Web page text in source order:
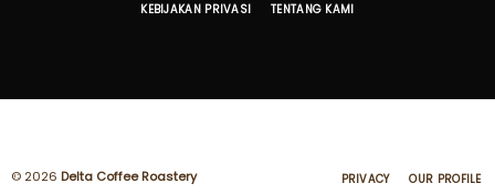
KEBIJAKAN PRIVASI TENTANG KAMI
© 2026 Delta Coffee Roastery PRIVACY OUR PROFILE